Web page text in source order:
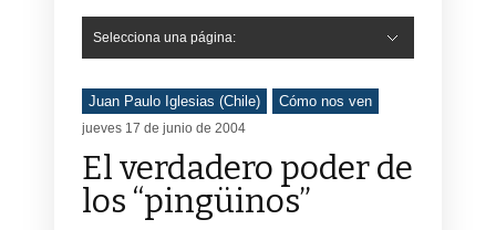
Selecciona una página:
Juan Paulo Iglesias (Chile) Cómo nos ven
jueves 17 de junio de 2004
El verdadero poder de
los “pingüinos”